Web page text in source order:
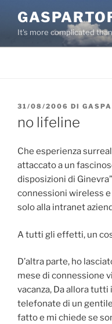
contenuto
It's more complicated
PUBBLICATO
31/08/2006 DI
no lifeline
Che esperienza
attaccato a un
disposizioni di
connessioni wireless
solo alla intranet
A tutti gli effetti, un
D’altra parte, ho
mese di connessione
vacanza, Da allora
telefonate di un
fatto e mi chiede se